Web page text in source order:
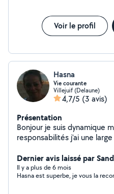
Voir le profil
Hasna
Vie courante
Villejuif (Delaune)
4,7/5 (3 avis)
Présentation
Bonjour je suis dynamique
responsabilités j'ai une
enfants je vous invite à me
Dernier avis laissé par
Il y a plus de 6 mois
Hasna est superbe, je vous la